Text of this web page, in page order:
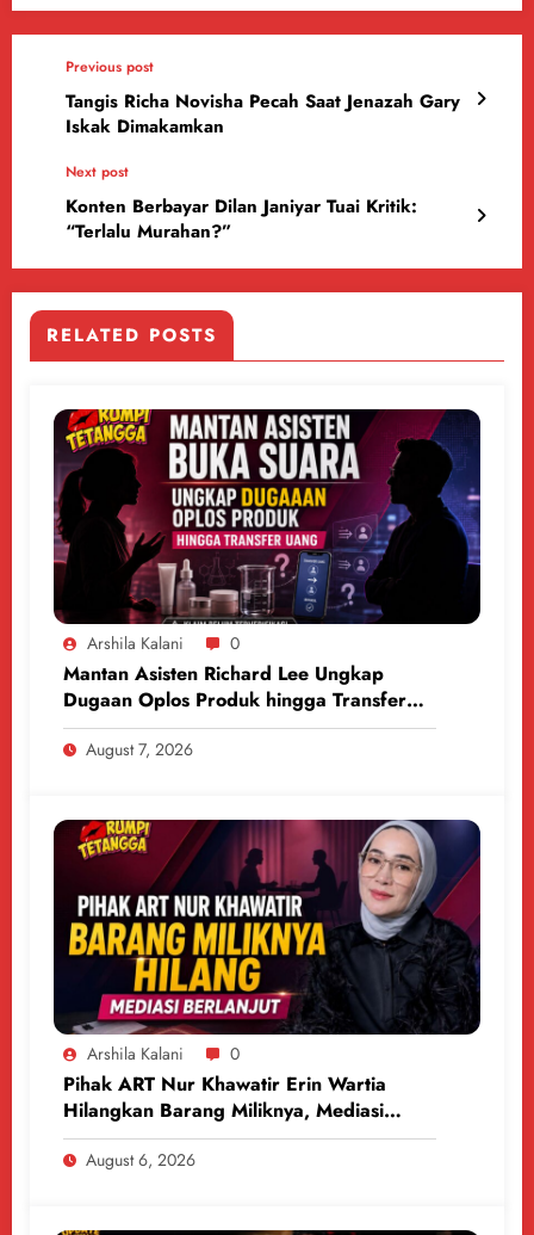
Previous post
Tangis Richa Novisha Pecah Saat Jenazah Gary
Iskak Dimakamkan
Next post
Konten Berbayar Dilan Janiyar Tuai Kritik:
“Terlalu Murahan?”
RELATED POSTS
Arshila Kalani 0
Mantan Asisten Richard Lee Ungkap
Dugaan Oplos Produk hingga Transfer
Uang
August 7, 2026
Arshila Kalani 0
Pihak ART Nur Khawatir Erin Wartia
Hilangkan Barang Miliknya, Mediasi
Berlanjut
August 6, 2026